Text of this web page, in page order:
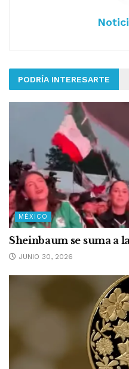
PODRÍA INTERESARTE
MÉXICO
Sheinbaum se suma a
JUNIO 30, 2026